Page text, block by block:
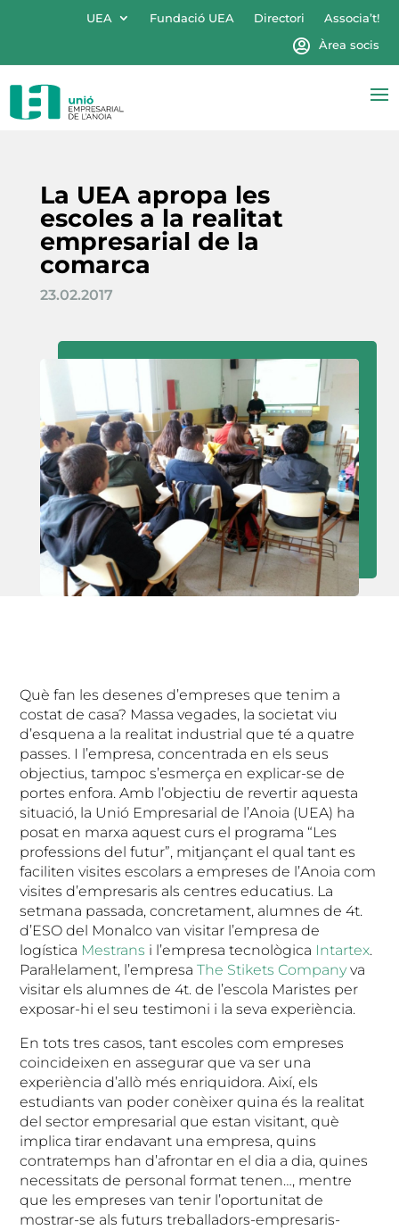
UEA Fundació UEA Directori
Associa’t!
Àrea socis
La UEA apropa les
escoles a la realitat
empresarial de la
comarca
23.02.2017
Què fan les desenes d’empreses que tenim a
costat de casa? Massa vegades, la societat viu
d’esquena a la realitat industrial que té a quatre
passes. I l’empresa, concentrada en els seus
objectius, tampoc s’esmerça en explicar-se de
portes enfora. Amb l’objectiu de revertir aquesta
situació, la Unió Empresarial de l’Anoia (UEA) ha
posat en marxa aquest curs el programa “Les
professions del futur”, mitjançant el qual tant es
faciliten visites escolars a empreses de l’Anoia com
visites d’empresaris als centres educatius. La
setmana passada, concretament, alumnes de 4t.
d’ESO del Monalco van visitar l’empresa de
logística Mestrans i l’empresa tecnològica Intartex.
Paral·lelament, l’empresaThe Stikets Companyva
visitar els alumnes de 4t. de l’escola Maristes per
exposar-hi el seu testimoni i la seva experiència.
En tots tres casos, tant escoles com empreses
coincideixen en assegurar que va ser una
experiència d’allò més enriquidora. Així, els
estudiants van poder conèixer quina és la realitat
del sector empresarial que estan visitant, què
implica tirar endavant una empresa, quins
contratemps han d’afrontar en el dia a dia, quines
necessitats de personal format tenen…, mentre
que les empreses van tenir l’oportunitat de
mostrar-se als futurs treballadors-empresaris-